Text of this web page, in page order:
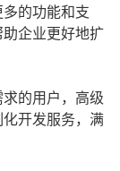
的功能和支
企业更好地扩
的用户，高级
开发服务，满